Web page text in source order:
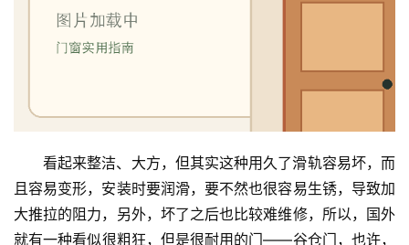
看起来整洁、大方，但其实这种用久了滑轨容易坏，而
且容易变形，安装时要润滑，要不然也很容易生锈，导致加
大推拉的阻力，另外，坏了之后也比较难维修，所以，国外
就有一种看似很粗狂，但是很耐用的门——谷仓门，也许，